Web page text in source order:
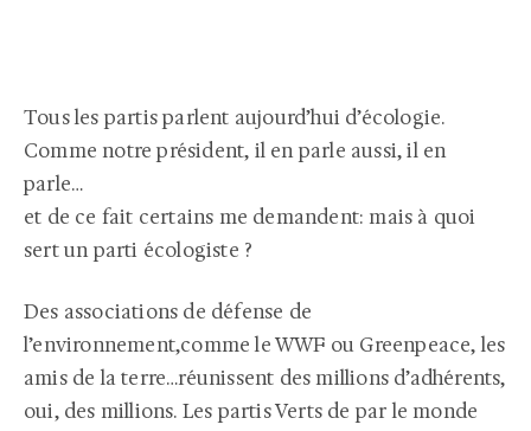
Tous les partis parlent aujourd’hui d’écologie.
Comme notre président, il en parle aussi, il en
parle…
et de ce fait certains me demandent: mais à quoi
sert un parti écologiste ?
Des associations de défense de
l’environnement,comme le WWF ou Greenpeace, les
amis de la terre…réunissent des millions d’adhérents,
oui, des millions. Les partis Verts de par le monde